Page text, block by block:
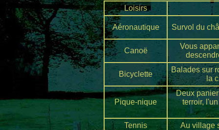
Loisirs
Aéronautique Survol du
Canoë
Vous
Bicyclette
Balades sur
la
Pique-nique
Deux
terroir,
Tennis Au village